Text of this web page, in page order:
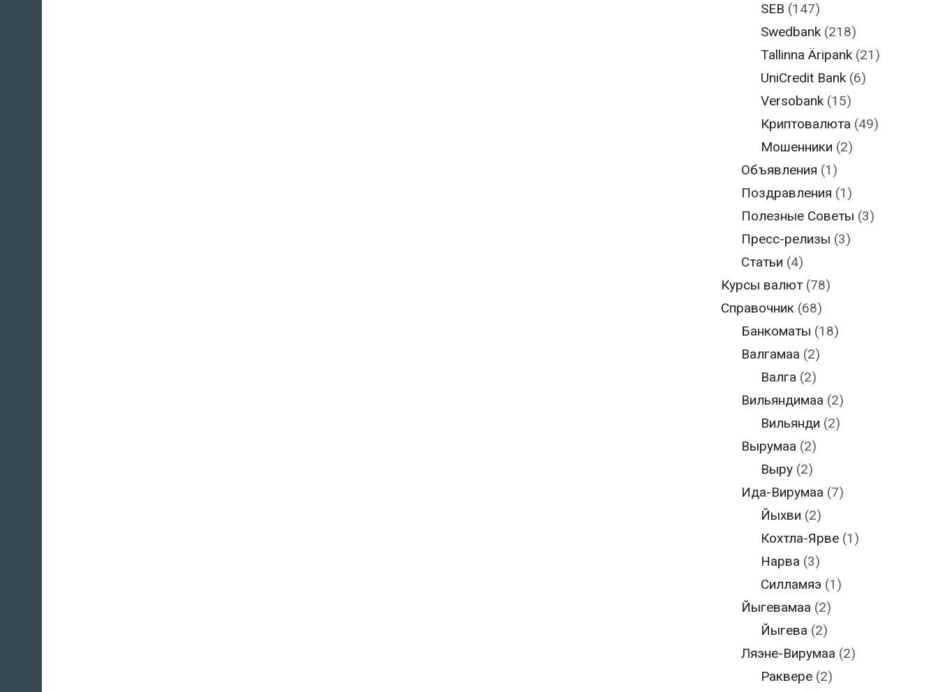
SEB (147)
Swedbank (218)
Tallinna Äripank (21)
UniCredit Bank (6)
Versobank (15)
Криптовалюта (49)
Мошенники (2)
Объявления (1)
Поздравления (1)
Полезные Советы (3)
Пресс-релизы (3)
Статьи (4)
Курсы валют (78)
Справочник (68)
Банкоматы (18)
Валгамаа (2)
Валга (2)
Вильяндимаа (2)
Вильянди (2)
Вырумаа (2)
Выру (2)
Ида-Вирумаа (7)
Йыхви (2)
Кохтла-Ярве (1)
Нарва (3)
Силламяэ (1)
Йыгевамаа (2)
Йыгева (2)
Ляэне-Вирумаа (2)
Раквере (2)